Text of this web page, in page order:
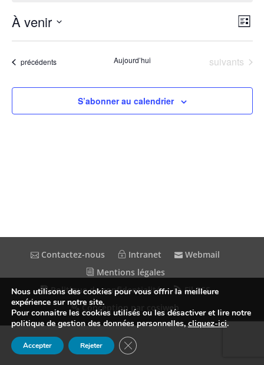
par
de
Liste
À venir
Sélectionnez
uneÉvènements
précédents Aujourd’hui Évènements
suivants
S’abonner au calendrier
Contactez-nous Intranet
Webmail
Mentions légales
Politique de confidentialité
Fil RSS
Conception par cosiweb
Nous utilisons des cookies pour vous offrir la meilleure
expérience sur notre site.
Pour connaitre les cookies utilisés ou les désactiver et lire notre
politique de gestion des données personnelles,cliquez-ici.
Accepter Rejeter Fermer la bannière des cookies